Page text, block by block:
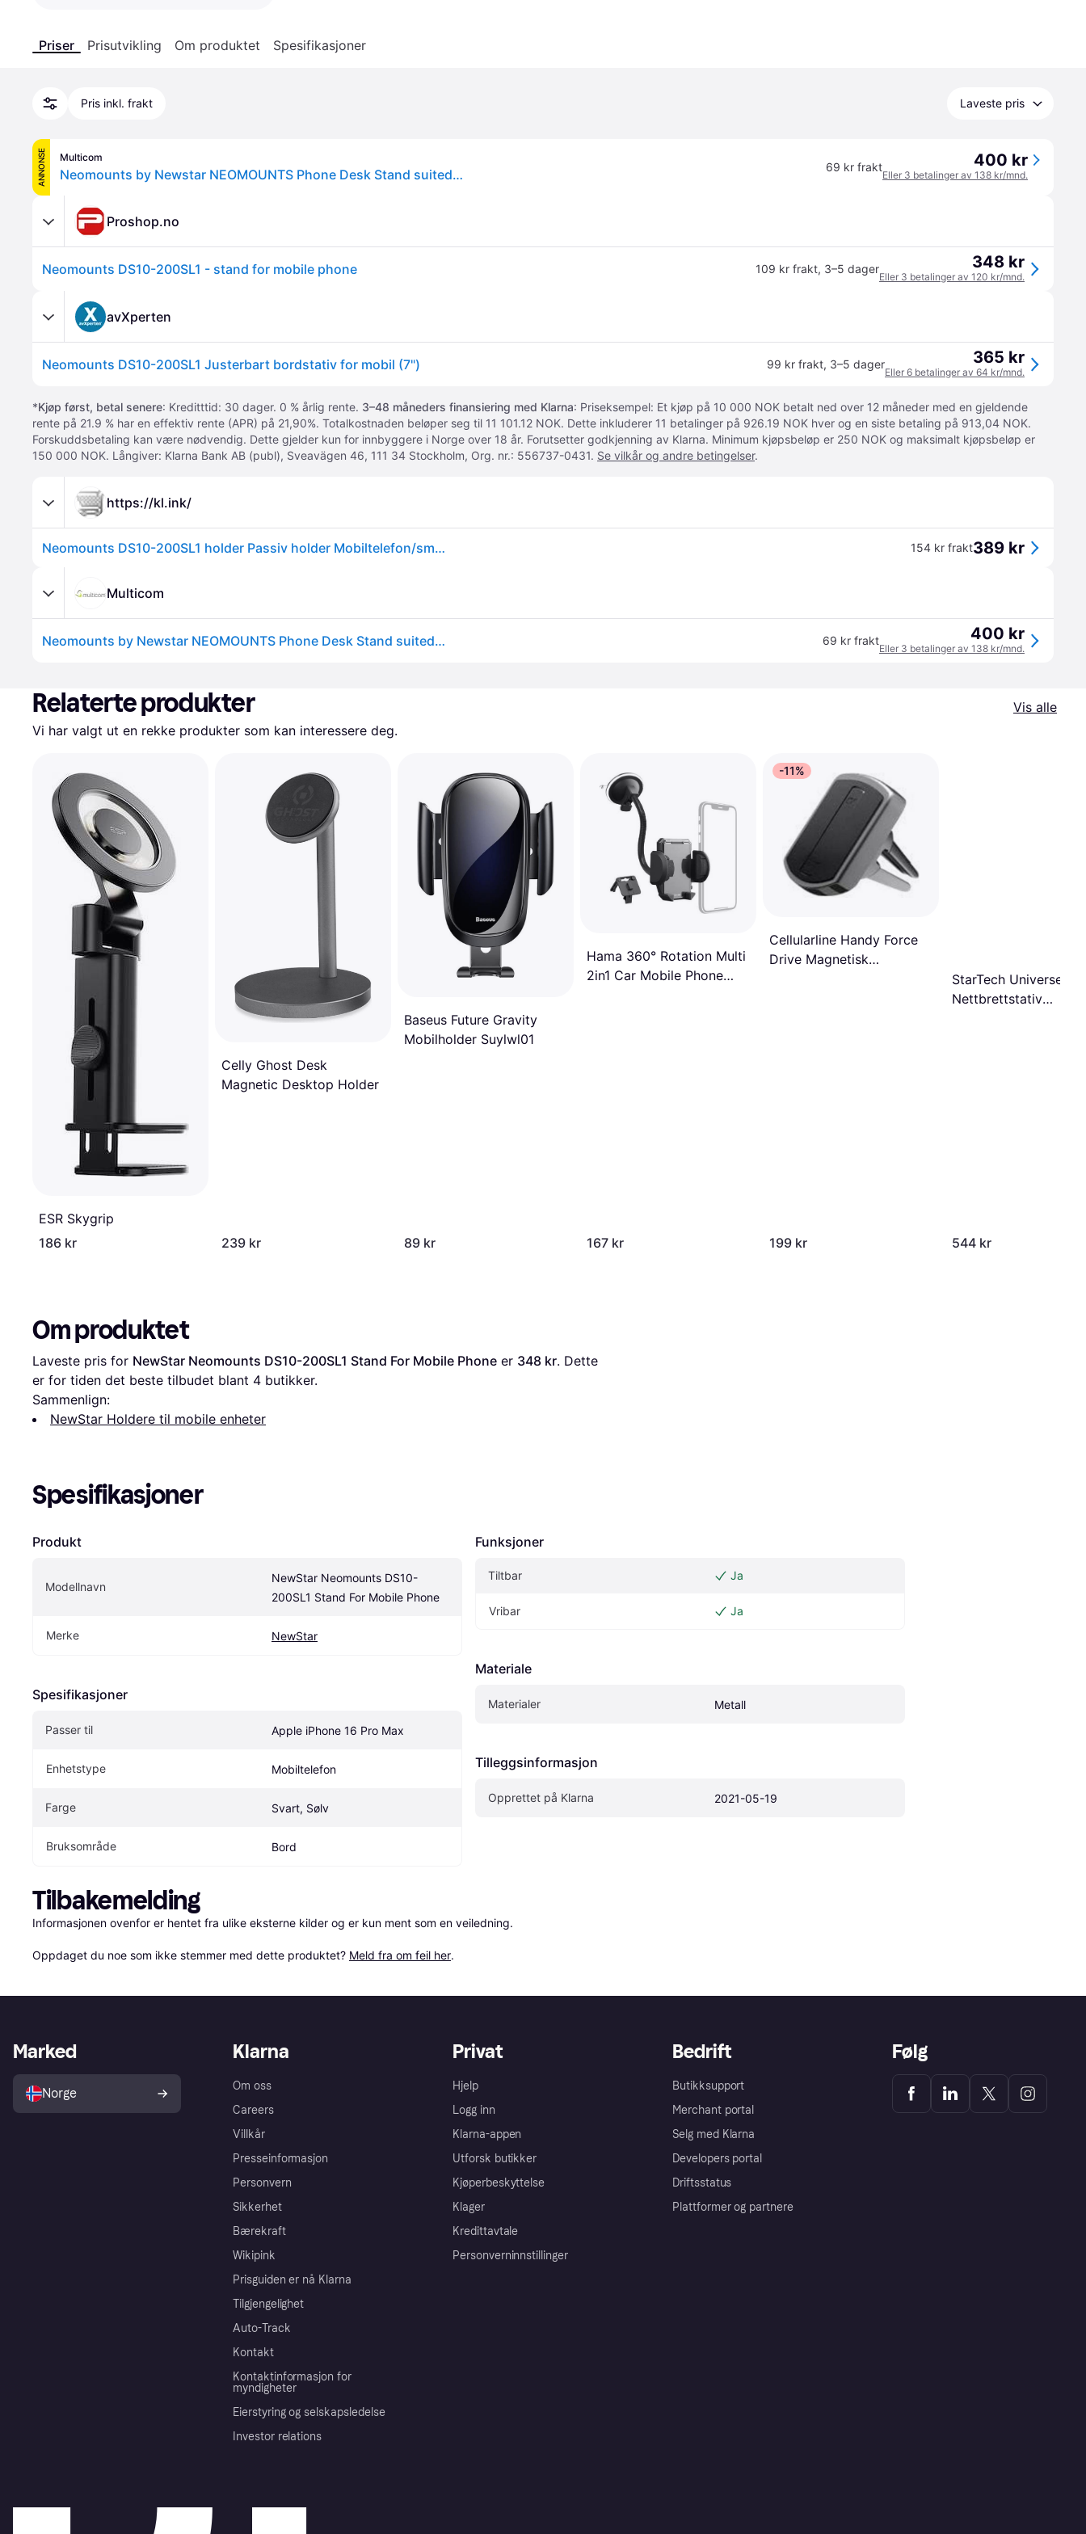
Priser Prisutvikling Om produktet Spesifikasjoner
Pris inkl. frakt Laveste pris
ANNONSE Multicom
Neomounts by Newstar NEOMOUNTS Phone Desk Stand suited for phones up to 10inch (DS10-200SL1) 69 kr frakt 400 kr
Eller 3 betalinger av 138 kr/mnd.
Proshop.no
Neomounts DS10-200SL1 - stand for mobile phone 109 kr frakt, 3–5 dager 348 kr
Eller 3 betalinger av 120 kr/mnd.
avXperten
Neomounts DS10-200SL1 Justerbart bordstativ for mobil (7") 99 kr frakt, 3–5 dager 365 kr
Eller 6 betalinger av 64 kr/mnd.
*Kjøp først, betal senere: Kreditttid: 30 dager. 0 % årlig rente. 3–48 måneders finansiering med Klarna: Priseksempel: Et kjøp på 10 000 NOK betalt ned over 12 måneder med en gjeldende
rente på 21.9 % har en effektiv rente (APR) på 21,90%. Totalkostnaden beløper seg til 11 101.12 NOK. Dette inkluderer 11 betalinger på 926.19 NOK hver og en siste betaling på 913,04 NOK.
Forskuddsbetaling kan være nødvendig. Dette gjelder kun for innbyggere i Norge over 18 år. Forutsetter godkjenning av Klarna. Minimum kjøpsbeløp er 250 NOK og maksimalt kjøpsbeløp er
150 000 NOK. Långiver: Klarna Bank AB (publ), Sveavägen 46, 111 34 Stockholm, Org. nr.: 556737-0431. Se vilkår og andre betingelser.
https://kl.ink/
Neomounts DS10-200SL1 holder Passiv holder Mobiltelefon/smarttelefon Sølv 154 kr frakt389 kr
Multicom
Neomounts by Newstar NEOMOUNTS Phone Desk Stand suited for phones up to 10inch (DS10-200SL1) 69 kr frakt 400 kr
Eller 3 betalinger av 138 kr/mnd.
Relaterte produkter
Vis alle
Vi har valgt ut en rekke produkter som kan interessere deg.
ESR Skygrip
186 kr
Celly Ghost Desk
Magnetic Desktop Holder
239 kr
Baseus Future Gravity
Mobilholder Suylwl01
89 kr
Hama 360° Rotation Multi
2in1 Car Mobile Phone
167 kr
-11%
Cellularline Handy Force
Drive Magnetisk
199 kr
StarTech Universelt
Nettbrettstativ
544 kr
Om produktet
Laveste pris for NewStar Neomounts DS10-200SL1 Stand For Mobile Phone er 348 kr. Dette
er for tiden det beste tilbudet blant 4 butikker.
Sammenlign:
NewStar Holdere til mobile enheter
Spesifikasjoner
Produkt
Modellnavn
NewStar Neomounts DS10-
200SL1 Stand For Mobile Phone
Merke NewStar
Spesifikasjoner
Passer til Apple iPhone 16 Pro Max
Enhetstype Mobiltelefon
Farge Svart, Sølv
Bruksområde Bord
Funksjoner
Tiltbar Ja
Vribar Ja
Materiale
Materialer Metall
Tilleggsinformasjon
Opprettet på Klarna 2021-05-19
Tilbakemelding
Informasjonen ovenfor er hentet fra ulike eksterne kilder og er kun ment som en veiledning.
Oppdaget du noe som ikke stemmer med dette produktet? Meld fra om feil her.
Klarna
Om oss
Careers
Villkår
Presseinformasjon
Personvern
Sikkerhet
Bærekraft
Wikipink
Prisguiden er nå Klarna
Tilgjengelighet
Auto-Track
Kontakt
Kontaktinformasjon for
myndigheter
Eierstyring og selskapsledelse
Investor relations
Privat
Hjelp
Logg inn
Klarna-appen
Utforsk butikker
Kjøperbeskyttelse
Klager
Kredittavtale
Personverninnstillinger
Bedrift
Butikksupport
Merchant portal
Selg med Klarna
Developers portal
Driftsstatus
Plattformer og partnere
Marked
Norge
Følg